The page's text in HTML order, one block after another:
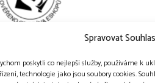
Spravovat
poskytli co nejlepší služby, používáme k
technologie jako jsou soubory cookies.